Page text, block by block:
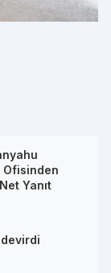
Ofisinden
Yanıt
devirdi